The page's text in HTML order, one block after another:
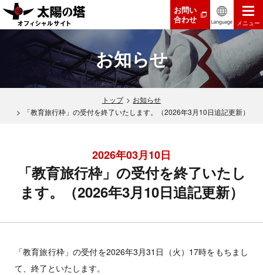
お問い
合わせ
メニュー
お知らせ
トップ
お知らせ
「教育旅行枠」の受付を終了いたします。（2026年3月10日追記更新）
2026年03月10日
「教育旅行枠」の受付を終了いたし
ます。（2026年3月10日追記更新）
「教育旅行枠」の受付を2026年3月31日（火）17時をもちまし
て、終了といたします。